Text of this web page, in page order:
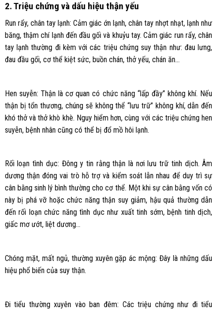
2. Triệu chứng và dấu hiệu thận yếu
Run rẩy, chân tay lạnh: Cảm giác ớn lạnh, chân tay nhợt nhạt, lạnh như
băng, thậm chí lạnh đến đầu gối và khuỷu tay. Cảm giác run rẩy, chân
tay lạnh thường đi kèm với các triệu chứng suy thận như: đau lưng,
đau đầu gối, cơ thể kiệt sức, buồn chán, thở yếu, chán ăn…
Hen suyễn: Thận là cơ quan có chức năng “lấp đầy” không khí. Nếu
thận bị tổn thương, chúng sẽ không thể “lưu trữ” không khí, dẫn đến
khó thở và thở khò khè. Nguy hiểm hơn, cùng với các triệu chứng hen
suyễn, bệnh nhân cũng có thể bị đổ mồ hôi lạnh.
Rối loạn tình dục: Đông y tin rằng thận là nơi lưu trữ tinh dịch. Âm
dương thận đóng vai trò hỗ trợ và kiểm soát lẫn nhau để duy trì sự
cân bằng sinh lý bình thường cho cơ thể. Một khi sự cân bằng vốn có
này bị phá vỡ hoặc chức năng thận suy giảm, hậu quả thường dẫn
đến rối loạn chức năng tình dục như xuất tinh sớm, bệnh tinh dịch,
giấc mơ ướt, liệt dương…
Chóng mặt, mất ngủ, thường xuyên gặp ác mộng: Đây là những dấu
hiệu phổ biến của suy thận.
Đi tiểu thường xuyên vào ban đêm: Các triệu chứng như đi tiểu